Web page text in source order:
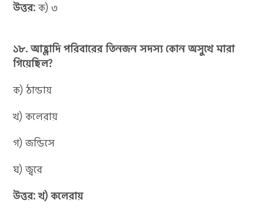
উত্তর:ক) ৩
১৮. আহ্লাদি পরিবারের তিনজন সদস্য কোন অসুখে মারা
গিয়েছিল?
ক) ঠান্ডায়
খ) কলেরায়
গ) জন্ডিসে
ঘ) জ্বরে
উত্তর: খ) কলেরায়